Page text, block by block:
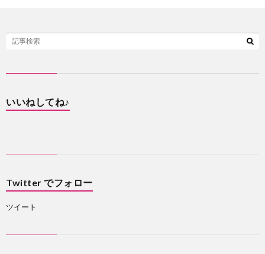
いいねしてね♪
Twitter でフォロー
ツイート